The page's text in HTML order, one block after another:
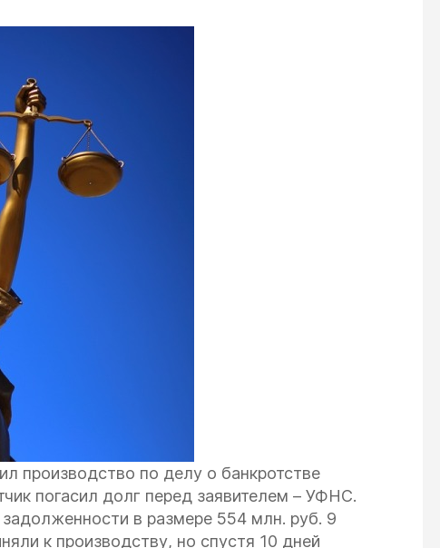
производство по делу о банкротстве
погасил долг перед заявителем – УФНС.
задолженности в размере 554 млн. руб. 9
к производству, но спустя 10 дней